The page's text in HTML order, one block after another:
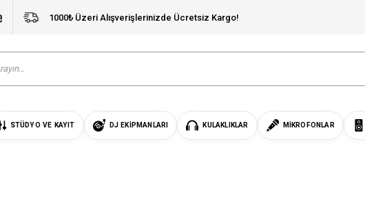
1000₺ Üzeri Alışverişlerinizde Ücretsiz Kargo!
STÜDYO VE KAYIT DJ EKIPMANLARI KULAKLIKLAR MIKROFONLAR